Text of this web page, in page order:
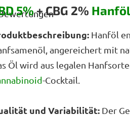
5%+ CBG 2% Hanföl
Hanföl
angereichert mit
Öl wird aus legalen
-Cocktail.
und Variabilität: Der